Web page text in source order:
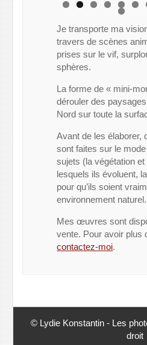
Je transporte ma
travers de scènes
prises sur le vif,
sphères.
La forme de « mini-
dérouler des
Nord sur toute la
Avant de les élaborer,
sont faites sur le
sujets (la végétation
lesquels ils évoluent,
pour qu’ils soient
environnement naturel.
Mes œuvres sont
vente. Pour avoir plus
contactez-moi.
© Lydie Konstantin - Les
droit